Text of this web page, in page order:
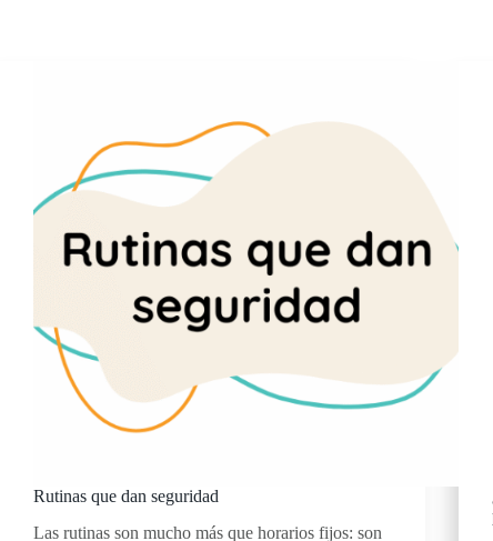
Rutinas que dan seguridad
Las rutinas son mucho más que horarios fijos: son